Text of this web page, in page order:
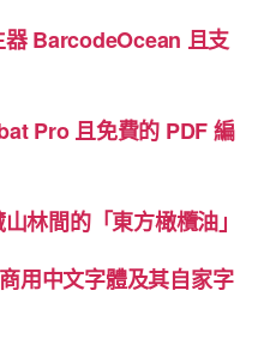
BarcodeOcean 且支
Pro 且免費的 PDF 編
林間的「東方橄欖油」
用中文字體及其自家字